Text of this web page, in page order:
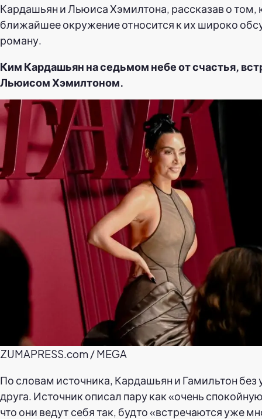
Кардашьян и Льюиса Хэмилтона, рассказав о том,
ближайшее окружение относится к их широко
роману.
Ким Кардашьян на седьмом небе от счастья,
Льюисом Хэмилтоном.
ZUMAPRESS.com / MEGA
По словам источника, Кардашьян и Гамильтон без
друга. Источник описал пару как «очень
что они ведут себя так, будто «встречаются уже